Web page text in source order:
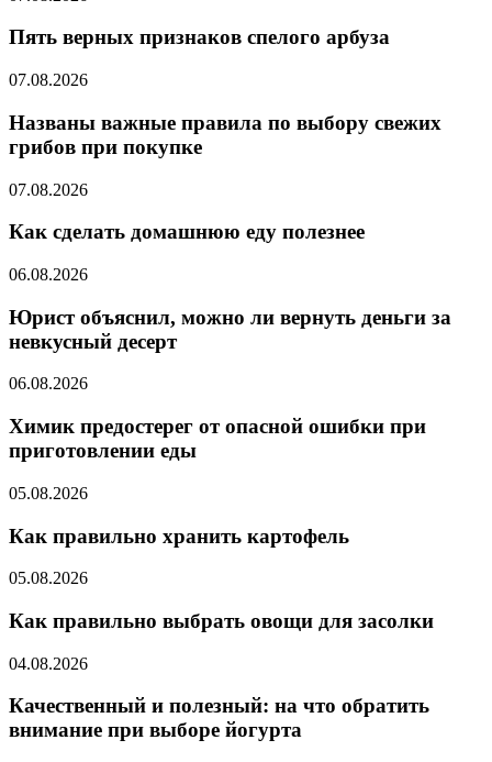
Пять верных признаков спелого арбуза
07.08.2026
Названы важные правила по выбору свежих
грибов при покупке
07.08.2026
Как сделать домашнюю еду полезнее
06.08.2026
Юрист объяснил, можно ли вернуть деньги за
невкусный десерт
06.08.2026
Химик предостерег от опасной ошибки при
приготовлении еды
05.08.2026
Как правильно хранить картофель
05.08.2026
Как правильно выбрать овощи для засолки
04.08.2026
Качественный и полезный: на что обратить
внимание при выборе йогурта